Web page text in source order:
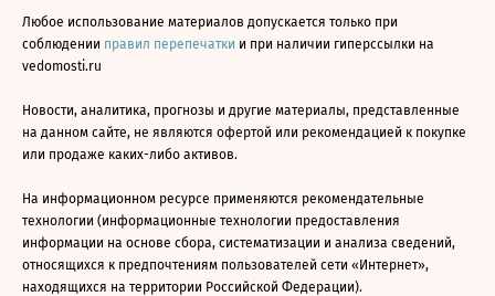
Любое использование материалов допускается только при
соблюдении правил перепечатки и при наличии гиперссылки на
vedomosti.ru
Новости, аналитика, прогнозы и другие материалы, представленные
на данном сайте, не являются офертой или рекомендацией к покупке
или продаже каких-либо активов.
На информационном ресурсе применяются рекомендательные
технологии (информационные технологии предоставления
информации на основе сбора, систематизации и анализа сведений,
относящихся к предпочтениям пользователей сети «Интернет»,
находящихся на территории Российской Федерации).